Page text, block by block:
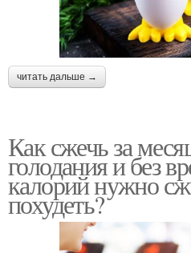
читать дальше →
Как сжечь за
голодания и без
калорий нужно
похудеть?